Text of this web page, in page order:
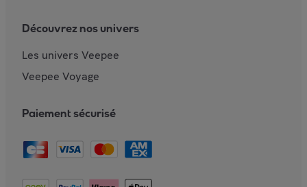
Découvrez nos univers
Les univers Veepee
Veepee Voyage
Paiement sécurisé